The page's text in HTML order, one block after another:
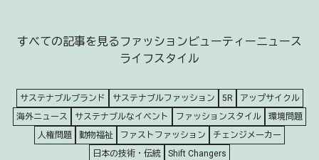
すべての記事を見る ファッションビューティーニュース
ライフスタイル
サステナブルブランド サステナブルファッション 5R
アップサイクル
海外ニュース
サステナブルなイベント ファッションスタイル
環境問題
人権問題
動物福祉 ファストファッション
チェンジメーカー
日本の技術・伝統
Shift Changers